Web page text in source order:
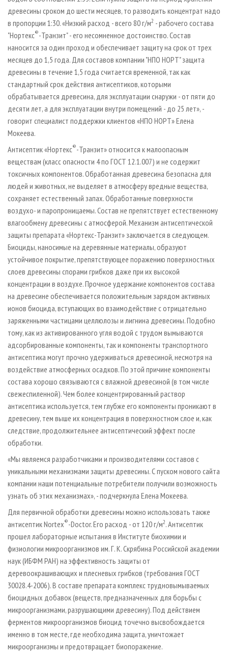
древесины сроком до шести месяцев, то разводить концентрат надо
в пропорции 1:30. «Низкий расход - всего 80 г/м2 - рабочего состава
"Нортекс®-Транзит" - его несомненное достоинство. Состав
наносится за один проход и обеспечивает защиту на срок от трех
месяцев до 1,5 года. Для составов компании "НПО НОРТ" защита
древесины в течение 1,5 года считается временной, так как
стандартный срок действия антисептиков, которыми
обрабатывается древесина, для эксплуатации снаружи - от пяти до
десяти лет, а для эксплуатации внутри помещений - до 25 лет», -
говорит специалист поддержки клиентов «НПО НОРТ» Елена
Мокеева.
Антисептик «Нортекс®-Транзит» относится к малоопасным
веществам (класс опасности 4 по ГОСТ 12.1.007) и не содержит
токсичных компонентов. Обработанная древесина безопасна для
людей и животных, не выделяет в атмосферу вредные вещества,
сохраняет естественный запах. Обработанные поверхности
воздухо- и паропроницаемы. Состав не препятствует естественному
влагообмену древесины с атмосферой. Механизм антисептической
защиты препарата «Нортекс-Транзит» заключается в следующем.
Биоциды, наносимые на деревянные материалы, образуют
устойчивое покрытие, препятствующее поражению поверхностных
слоев древесины спорами грибков даже при их высокой
концентрации в воздухе. Прочное удержание компонентов состава
на древесине обеспечивается положительным зарядом активных
ионов биоцида, вступающих во взаимодействие с отрицательно
заряженными частицами целлюлозы и лигнина древесины. Подобно
тому, как из активированного угля водой с трудом вымываются
адсорбированные компоненты, так и компоненты транспортного
антисептика могут прочно удерживаться древесиной, несмотря на
воздействие атмосферных осадков. По этой причине компоненты
состава хорошо связываются с влажной древесиной (в том числе
свежеспиленной). Чем более концентрированный раствор
антисептика используется, тем глубже его компоненты проникают в
древесину, тем выше их концентрация в поверхностном слое и, как
следствие, продолжительнее антисептический эффект после
обработки.
«Мы являемся разработчиками и производителями составов с
уникальными механизмами защиты древесины. С пуском нового сайта
компании наши потенциальные потребители получили возможность
узнать об этих механизмах», - подчеркнула Елена Мокеева.
Для первичной обработки древесины можно использовать также
антисептик Nortex®-Doctor. Его расход - от 120 г/м2. Антисептик
прошел лабораторные испытания в Институте биохимии и
физиологии микроорганизмов им. Г. К. Скрябина Российской академии
наук (ИБФМ РАН) на эффективность защиты от
деревоокрашивающих и плесневых грибков (требования ГОСТ
30028.4-2006). В составе препарата комплекс трудновымываемых
биоцидных добавок (веществ, предназначенных для борьбы с
микроорганизмами, разрушающими древесину). Под действием
ферментов микроорганизмов биоцид точечно высвобождается
именно в том месте, где необходима защита, уничтожает
микроорганизмы и предотвращает биопоражение.